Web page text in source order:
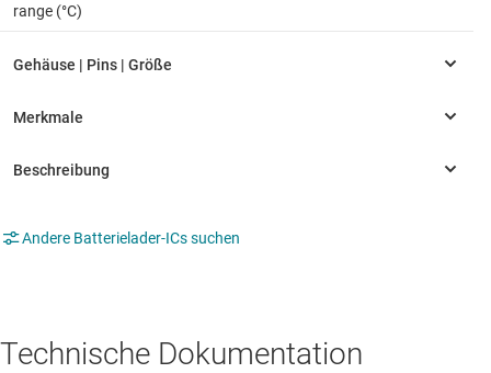
range (°C)
Andere Batterielader-ICs suchen
Technische Dokumentation